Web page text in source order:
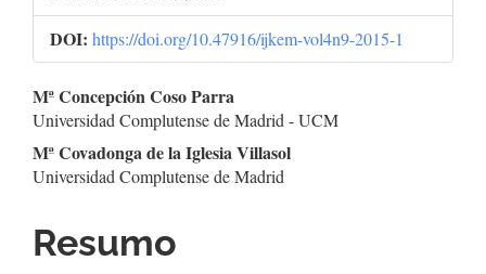
DOI: https://doi.org/10.47916/ijkem-vol4n9-2015-1
Conteúdo
do
artigo
principal
Mª Concepción Coso Parra
Universidad Complutense de Madrid - UCM
Mª Covadonga de la Iglesia Villasol
Universidad Complutense de Madrid
Resumo